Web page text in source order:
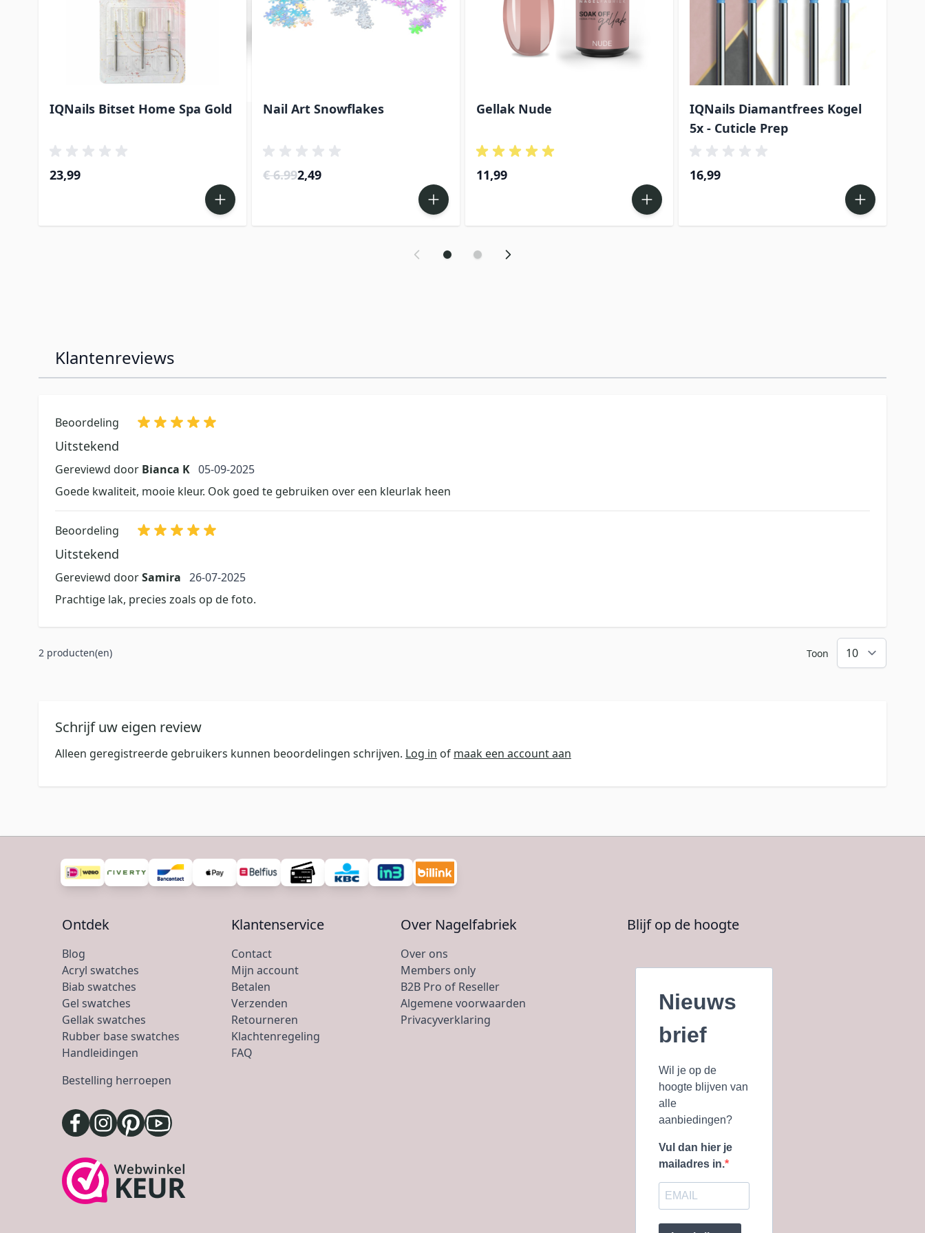
IQNails Bitset Home Spa Gold
23,99
Nail Art Snowflakes
€ 6.99Special Price
2,49
Gellak Nude
11,99
IQNails Diamantfrees Kogel
5x - Cuticle Prep
16,99
Klantenreviews
Beoordeling
Uitstekend
Gereviewd door Bianca K 5 september 2025
05-09-2025
Goede kwaliteit, mooie kleur. Ook goed te gebruiken over een kleurlak heen
Beoordeling
Uitstekend
Gereviewd doorSamira 26 juli 2025
26-07-2025
Prachtige lak, precies zoals op de foto.
2 producten(en) Toon
Schrijf uw eigen review
Alleen geregistreerde gebruikers kunnen beoordelingen schrijven. Log in of maak een account aan
Ontdek
Blog
Acryl swatches
Biab swatches
Gel swatches
Gellak swatches
Rubber base swatches
Handleidingen
Bestelling herroepen
Klantenservice
Contact
Mijn account
Betalen
Verzenden
Retourneren
Klachtenregeling
FAQ
Over Nagelfabriek
Over ons
Members only
B2B Pro of Reseller
Algemene voorwaarden
Privacyverklaring
Blijf op de hoogte
Nieuws
brief
Wil je op de
hoogte blijven van
alle
aanbiedingen?
Vul dan hier je
mailadres in.